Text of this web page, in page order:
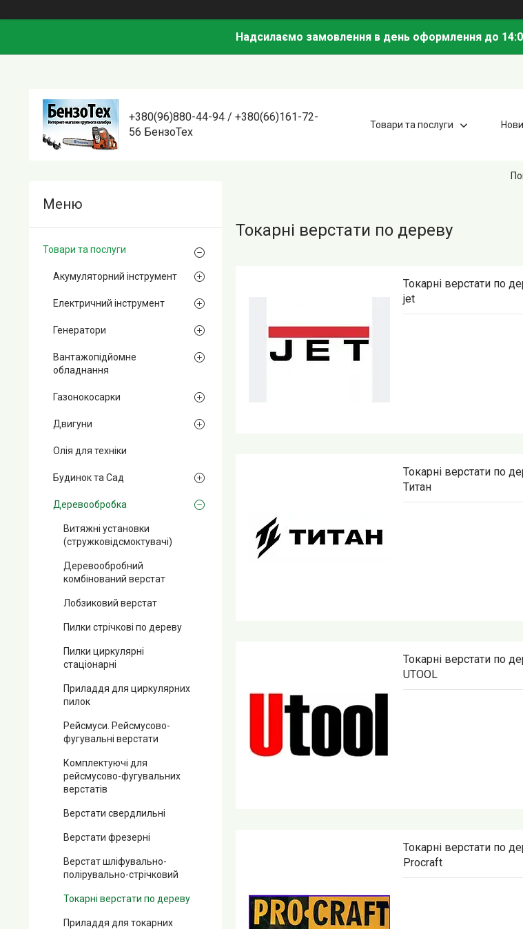
Надсилаємо замовлення в день оформлення до
+380(96)880-44-94 / +380(66)161-72-
56 БензоТех
Товари та послуги
Токарні верстати по дереву
Токарні верстати по
jet
Токарні верстати по
Титан
Токарні верстати по
UTOOL
Токарні верстати по
Procraft
Товари та послуги
Акумуляторний інструмент
Електричний інструмент
Генератори
Вантажопідйомне
обладнання
Газонокосарки
Двигуни
Олія для техніки
Будинок та Сад
Деревообробка
Витяжні установки
(стружковідсмоктувачі)
Деревообробний
комбінований верстат
Лобзиковий верстат
Пилки стрічкові по дереву
Пилки циркулярні
стаціонарні
Приладдя для циркулярних
пилок
Рейсмуси. Рейсмусово-
фугувальні верстати
Комплектуючі для
рейсмусово-фугувальних
верстатів
Верстати свердлильні
Верстати фрезерні
Верстат шліфувально-
полірувально-стрічковий
Токарні верстати по дереву
Приладдя для токарних